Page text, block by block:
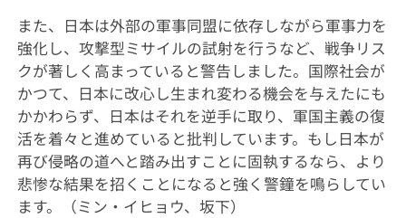
また、日本は外部の軍事同盟に依存しながら軍事力を
強化し、攻撃型ミサイルの試射を行うなど、戦争リス
クが著しく高まっていると警告しました。国際社会が
かつて、日本に改心し生まれ変わる機会を与えたにも
かかわらず、日本はそれを逆手に取り、軍国主義の復
活を着々と進めていると批判しています。もし日本が
再び侵略の道へと踏み出すことに固執するなら、より
悲惨な結果を招くことになると強く警鐘を鳴らしてい
ます。（ミン・イヒョウ、坂下）